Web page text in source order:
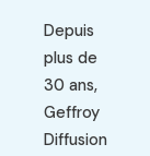
Depuis
plus de
30 ans,
Geffroy
Diffusion